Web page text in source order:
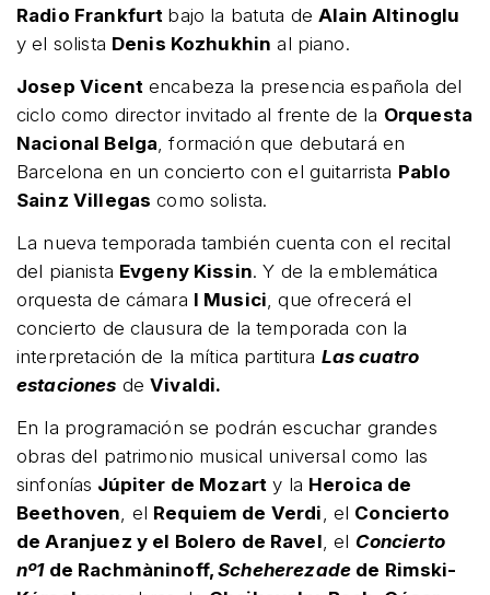
Radio Frankfurt bajo la batuta deAlain Altinoglu
y el solista Denis Kozhukhin al piano.
Josep Vicentencabeza la presencia española del
ciclo como director invitado al frente de la Orquesta
Nacional Belga, formación que debutará en
Barcelona en un concierto con el guitarrista Pablo
Sainz Villegas como solista.
La nueva temporada también cuenta con el recital
del pianista Evgeny Kissin. Y de la emblemática
orquesta de cámara I Musici, que ofrecerá el
concierto de clausura de la temporada con la
interpretación de la mítica partitura Las cuatro
estaciones deVivaldi.
En la programación se podrán escuchar grandes
obras del patrimonio musical universal como las
sinfonías Júpiter de Mozart y la Heroica de
Beethoven, el Requiem de Verdi, el Concierto
de Aranjuez y el Bolero de Ravel, el Concierto
nº1 de Rachmàninoff,Scheherezade de Rimski-